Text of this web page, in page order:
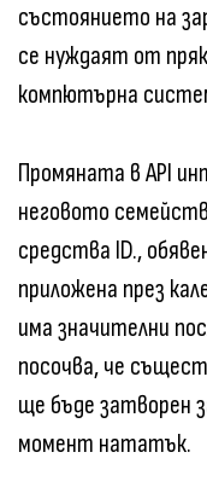
състоянието на
се нуждаят от
компютърна
Промяната в API
неговото
средства ID.,
приложена през
има значителни
посочва, че
ще бъде затворен
момент нататък.